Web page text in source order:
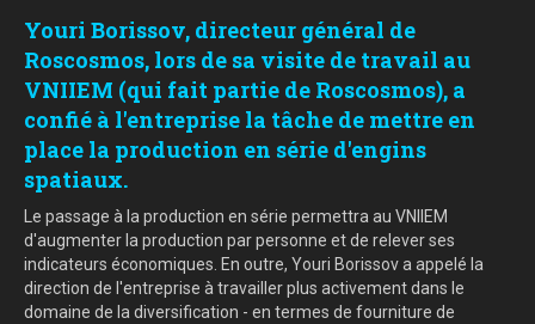
Youri Borissov, directeur général de
Roscosmos, lors de sa visite de travail au
VNIIEM (qui fait partie de Roscosmos), a
confié à l'entreprise la tâche de mettre en
place la production en série d'engins
spatiaux.
Le passage à la production en série permettra au VNIIEM
d'augmenter la production par personne et de relever ses
indicateurs économiques. En outre, Youri Borissov a appelé la
direction de l'entreprise à travailler plus activement dans le
domaine de la diversification - en termes de fourniture de